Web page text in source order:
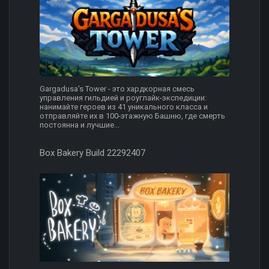
Gargadusa's Tower - это хардкорная смесь
управления гильдией и роуглайк-экспедиции:
нанимайте героев из 41 уникального класса и
отправляйте их в 100-этажную Башню, где смерть
постоянна и лучшие...
Box Bakery Build 22292407